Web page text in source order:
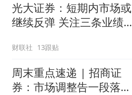
光大证券：短期内市场或
继续反弹 关注三条业绩主
财联社 13跟贴
周末重点速递 | 招商证
券：市场调整告一段落，